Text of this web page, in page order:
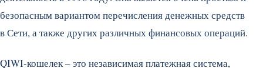
безопасным вариантом перечисления денежных средств
в Сети, а также других различных финансовых операций.
QIWI-кошелек – это независимая платежная система,